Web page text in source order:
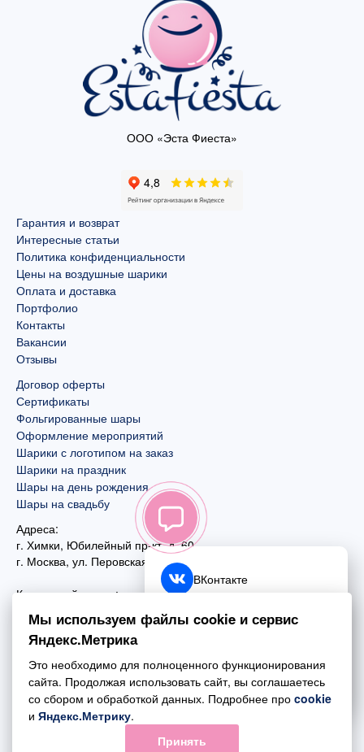
ООО «Эста Фиеста»
Гарантия и возврат
Интересные статьи
Политика конфиденциальности
Цены на воздушные шарики
Оплата и доставка
Портфолио
Контакты
Вакансии
Отзывы
Договор оферты
Сертификаты
Фольгированные шары
Оформление мероприятий
Шарики с логотипом на заказ
Шарики на праздник
Шары на день рождения
Шары на свадьбу
Адреса:
г. Химки, Юбилейный пр-кт, д. 60
г. Москва, ул. Перовская, д. 59
Контактный номер:
+7 (495) 970-44-75
Почта:
mail@esta-fiesta.ru
Режим работы интернет-магазина:
ПН-ВС с 09:00 до 21:00
ВКонтакте
Telegram
Обратный звонок
Мы используем файлы cookie и сервис
Яндекс.Метрика
Это необходимо для полноценного функционирования
сайта. Продолжая использовать сайт, вы соглашаетесь
со сбором и обработкой данных. Подробнее про cookie
и Яндекс.Метрику.
Принять